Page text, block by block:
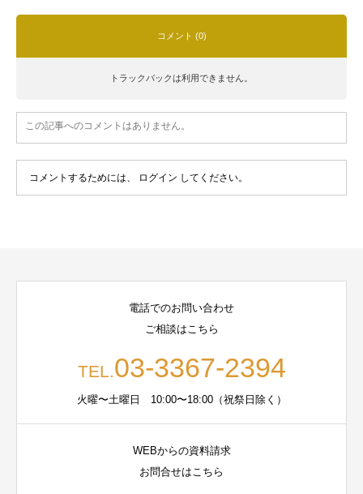
コメント (0)
トラックバックは利用できません。
この記事へのコメントはありません。
コメントするためには、 ログイン してください。
電話でのお問い合わせ
ご相談はこちら
TEL.03-3367-2394
火曜〜土曜日 10:00〜18:00（祝祭日除く）
WEBからの資料請求
お問合せはこちら